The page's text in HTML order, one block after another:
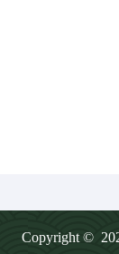
Copyright ©